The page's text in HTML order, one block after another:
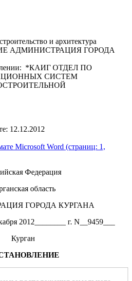
и архитектура
АДМИНИСТРАЦИЯ ГОРОДА
*КАИГ ОТДЕЛ ПО
СИСТЕМ
12.12.2012
Microsoft Word (страниц: 1,
Федерация
область
ГОРОДА КУРГАНА
2012________ г. N__9459___
Курган